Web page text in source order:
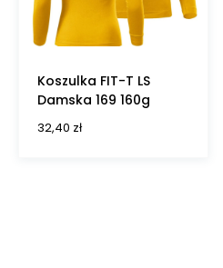
Koszulka FIT-T LS
Damska 169 160g
32,40 zł